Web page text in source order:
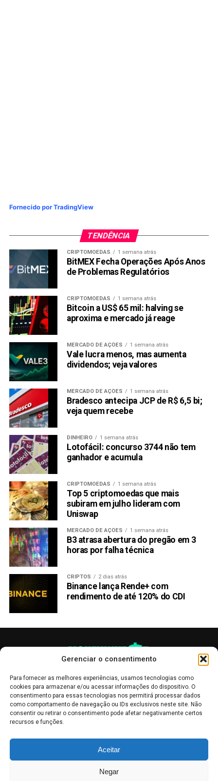
Gerenciar o consentimento
Para fornecer as melhores experiências, usamos tecnologias como
cookies para armazenar e/ou acessar informações do dispositivo. O
consentimento para essas tecnologias nos permitirá processar dados
como comportamento de navegação ou IDs exclusivos neste site. Não
consentir ou retirar o consentimento pode afetar negativamente certos
recursos e funções.
Aceitar
Negar
Fornecido por TradingView
TENDÊNCIA
CRIPTOMOEDAS 1 semana atrás
BitMEX Fecha Operações Após Anos
de Problemas Regulatórios
CRIPTOMOEDAS 1 semana atrás
Bitcoin a US$ 65 mil: halving se
aproxima e mercado já reage
MERCADO DE AÇÕES 1 semana atrás
Vale lucra menos, mas aumenta
dividendos; veja valores
MERCADO DE AÇÕES 1 semana atrás
Bradesco antecipa JCP de R$ 6,5 bi;
veja quem recebe
DINHEIRO 1 semana atrás
Lotofácil: concurso 3744 não tem
ganhador e acumula
CRIPTOMOEDAS 1 semana atrás
Top 5 criptomoedas que mais
subiram em julho lideram com
Uniswap
MERCADO DE AÇÕES 1 semana atrás
B3 atrasa abertura do pregão em 3
horas por falha técnica
CRIPTOS 2 dias atrás
Binance lança Rende+ com
rendimento de até 120% do CDI
informativo, servindo como boletins de divulgação, e não devem ser
interpretadas como recomendações de investimento.Leia mais
Bolsa de Valores